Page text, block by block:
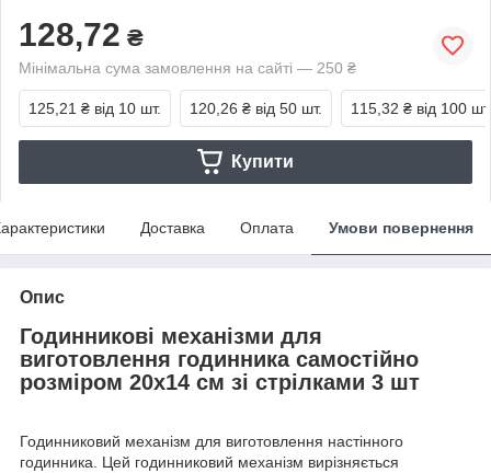
128,72 ₴
Мінімальна сума замовлення на сайті — 250 ₴
125,21 ₴ від 10 шт. 120,26 ₴ від 50 шт. 115,32 ₴ від 100 шт.
Купити
Доставка Оплата Умови повернення
Опис
Годинникові механізми для
виготовлення годинника самостійно
розміром 20х14 см зі стрілками 3 шт
Годинниковий механізм для виготовлення настінного
годинника. Цей годинниковий механізм вирізняється